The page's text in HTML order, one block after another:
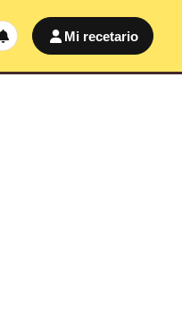
Mi recetario